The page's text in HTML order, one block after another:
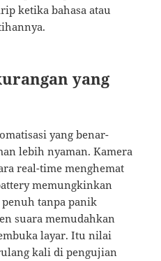
ketika bahasa atau
yang
yang benar-
lebih nyaman. Kamera
real-time menghemat
memungkinkan
tanpa panik
suara memudahkan
layar. Itu nilai
kali di pengujian